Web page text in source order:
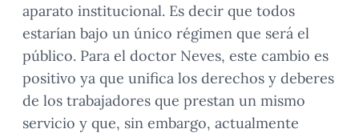
aparato institucional. Es decir que todos
estarían bajo un único régimen que será el
público. Para el doctor Neves, este cambio es
positivo ya que unifica los derechos y deberes
de los trabajadores que prestan un mismo
servicio y que, sin embargo, actualmente